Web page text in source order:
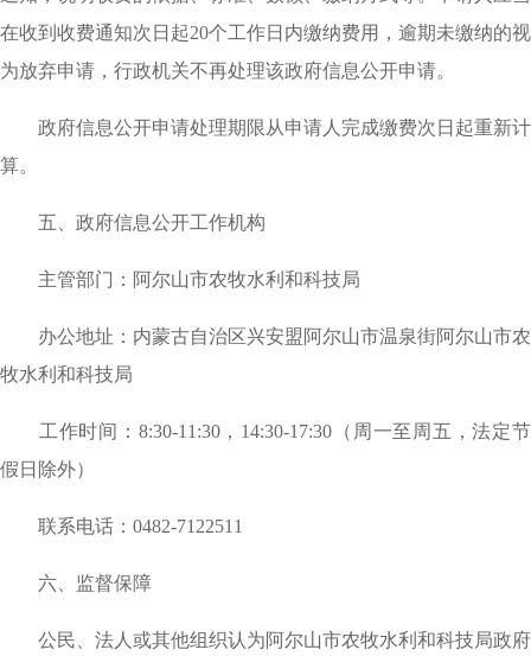
在收到收费通知次日起20个工作日内缴纳费用，逾期未缴纳的视
为放弃申请，行政机关不再处理该政府信息公开申请。
政府信息公开申请处理期限从申请人完成缴费次日起重新计
算。
五、政府信息公开工作机构
主管部门： 阿尔山市农牧水利和科技局
办公地址：内蒙古自治区兴安盟阿尔山市温泉街阿尔山市农
牧水利和科技局
工作时间： 8:30-11:30，14:30-17:30（周一至周五，法定节
假日除外）
联系电话： 0482-7122511
六、监督保障
公民、法人或其他组织认为阿尔山市农牧水利和科技局政府